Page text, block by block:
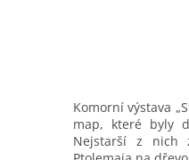
Komorní výstava
map, které byly
Nejstarší z nich